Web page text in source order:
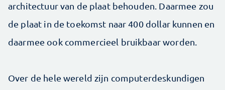
architectuur van de plaat behouden. Daarmee zou
de plaat in de toekomst naar 400 dollar kunnen en
daarmee ook commercieel bruikbaar worden.
Over de hele wereld zijn computerdeskundigen